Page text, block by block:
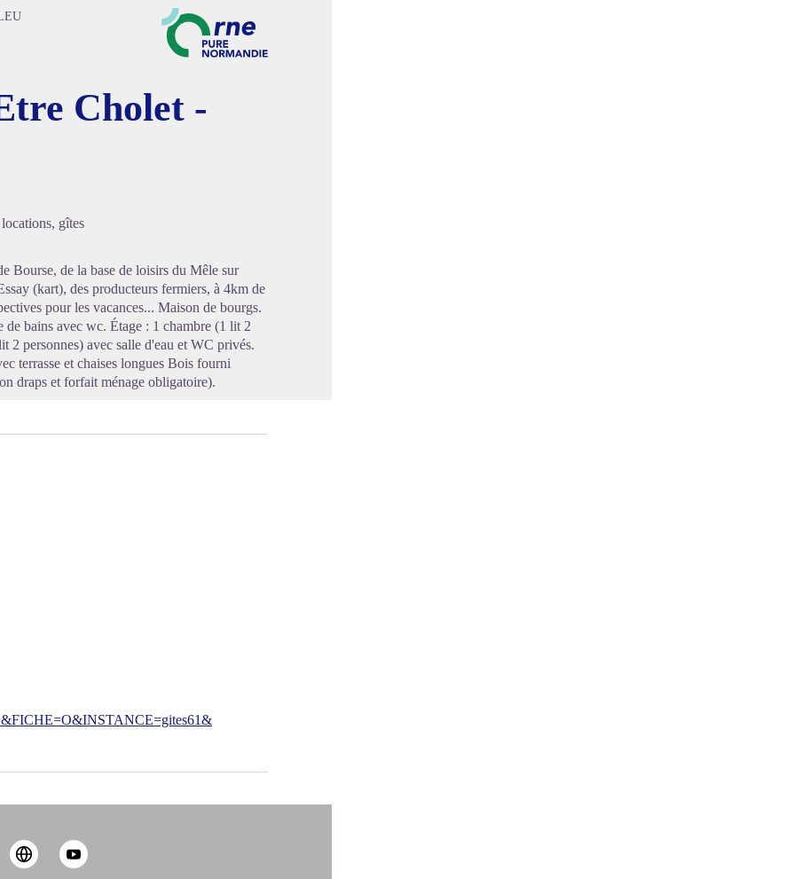
Cholet -
gîtes
Bourse, de la base de loisirs du Mêle sur
(kart), des producteurs fermiers, à 4km de
pour les vacances... Maison de bourgs.
de bains avec wc. Étage : 1 chambre (1 lit 2
2 personnes) avec salle d'eau et WC privés.
terrasse et chaises longues Bois fourni
draps et forfait ménage obligatoire).